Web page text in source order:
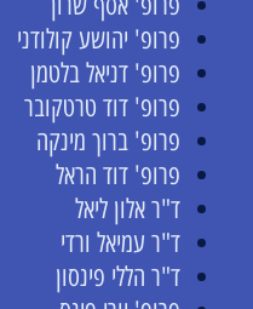
פרופ' יהושע קולודני
פרופ' דניאל בלטמן
פרופ' דוד טרטקובר
פרופ' ברוך מינקה
פרופ' דוד הראל
ד"ר אלון ליאל
ד"ר עמיאל ורדי
ד"ר הללי פינסון